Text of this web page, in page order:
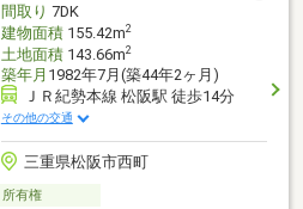
間取り 7DK
建物面積155.42m2
土地面積143.66m2
築年月 1982年7月(築44年2ヶ月)
ＪＲ紀勢本線 松阪駅 徒歩14分
その他の交通
三重県松阪市西町
所有権